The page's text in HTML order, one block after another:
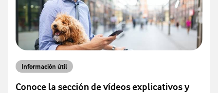
Información útil
Conoce la sección de vídeos explicativos y